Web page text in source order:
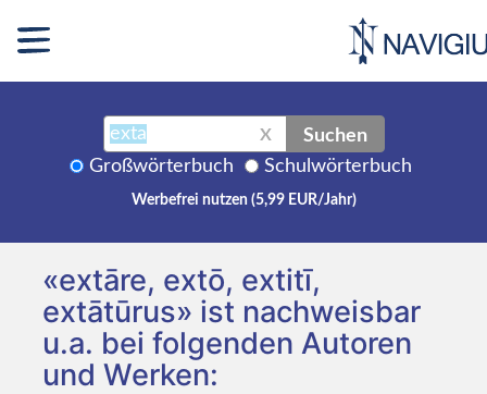
X Suchen
Großwörterbuch Schulwörterbuch
Werbefrei nutzen (5,99 EUR/Jahr)
«extāre, extō, extitī,
extātūrus» ist nachweisbar
u.a. bei folgenden Autoren
und Werken: